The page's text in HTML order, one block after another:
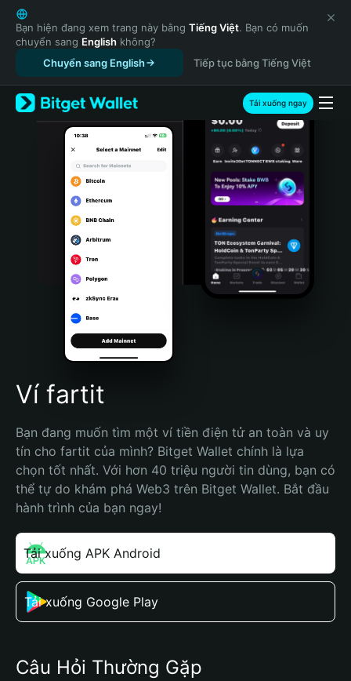
English
日本語
Tiếng Việt
Русский
Español (Latinoamérica)
Türkçe
Italiano
Português (Portugal)
Bahasa Indonesia
Português (Brasil)
Español (Argentina)
Bạn hiện đang xem trang này bằng Tiếng Việt. Bạn có muốn
chuyển sang English không?
Chuyển sang English
Tiếp tục bằng Tiếng Việt
Tải xuống ngay
Ví fartit
Bạn đang muốn tìm một ví tiền điện tử an toàn và uy
tín cho fartit của mình? Bitget Wallet chính là lựa
chọn tốt nhất. Với hơn 40 triệu người tin dùng, bạn có
thể tự do khám phá Web3 trên Bitget Wallet. Bắt đầu
hành trình của bạn ngay!
Tải xuống APK Android
Tải xuống Google Play
Câu Hỏi Thường Gặp